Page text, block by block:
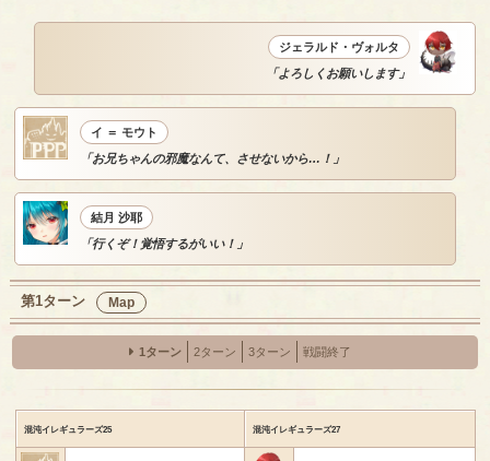
ジェラルド・ヴォルタ
「よろしくお願いします」
イ ＝ モウト
「お兄ちゃんの邪魔なんて、させないから…！」
結月 沙耶
「行くぞ！覚悟するがいい！」
第1ターン Map
1ターン 2ターン 3ターン 戦闘終了
混沌イレギュラーズ25 混沌イレギュラーズ27